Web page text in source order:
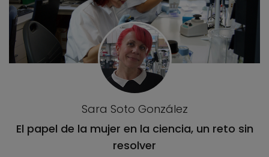
Sara Soto González
El papel de la mujer en la ciencia, un reto sin
resolver